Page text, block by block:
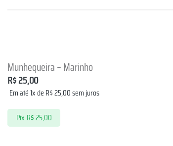
Munhequeira – Marinho
R$25,00
Em até 1x de R$25,00sem juros
Pix R$25,00